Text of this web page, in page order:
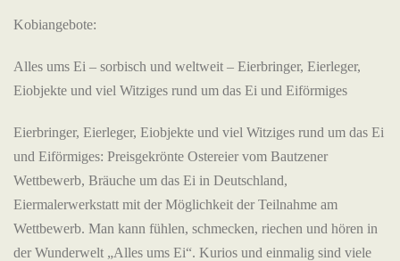
Kobiangebote:
Alles ums Ei – sorbisch und weltweit – Eierbringer, Eierleger,
Eiobjekte und viel Witziges rund um das Ei und Eiförmiges
Eierbringer, Eierleger, Eiobjekte und viel Witziges rund um das Ei
und Eiförmiges: Preisgekrönte Ostereier vom Bautzener
Wettbewerb, Bräuche um das Ei in Deutschland,
Eiermalerwerkstatt mit der Möglichkeit der Teilnahme am
Wettbewerb. Man kann fühlen, schmecken, riechen und hören in
der Wunderwelt „Alles ums Ei“. Kurios und einmalig sind viele